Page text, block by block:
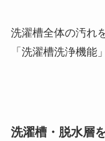
洗濯槽全体の汚れ
「洗濯槽洗浄機能
洗濯槽・脱水層